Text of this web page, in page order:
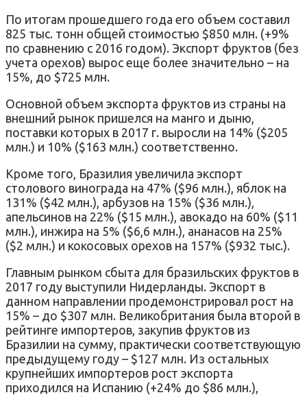
По итогам прошедшего года его объем составил
825 тыс. тонн общей стоимостью $850 млн. (+9%
по сравнению с 2016 годом). Экспорт фруктов (без
учета орехов) вырос еще более значительно – на
15%, до $725 млн.
Основной объем экспорта фруктов из страны на
внешний рынок пришелся на манго и дыню,
поставки которых в 2017 г. выросли на 14% ($205
млн.) и 10% ($163 млн.) соответственно.
Кроме того, Бразилия увеличила экспорт
столового винограда на 47% ($96 млн.), яблок на
131% ($42 млн.), арбузов на 15% ($36 млн.),
апельсинов на 22% ($15 млн.), авокадо на 60% ($11
млн.), инжира на 5% ($6,6 млн.), ананасов на 25%
($2 млн.) и кокосовых орехов на 157% ($932 тыс.).
Главным рынком сбыта для бразильских фруктов в
2017 году выступили Нидерланды. Экспорт в
данном направлении продемонстрировал рост на
15% – до $307 млн. Великобритания была второй в
рейтинге импортеров, закупив фруктов из
Бразилии на сумму, практически соответствующую
предыдущему году – $127 млн. Из остальных
крупнейших импортеров рост экспорта
приходился на Испанию (+24% до $86 млн.),